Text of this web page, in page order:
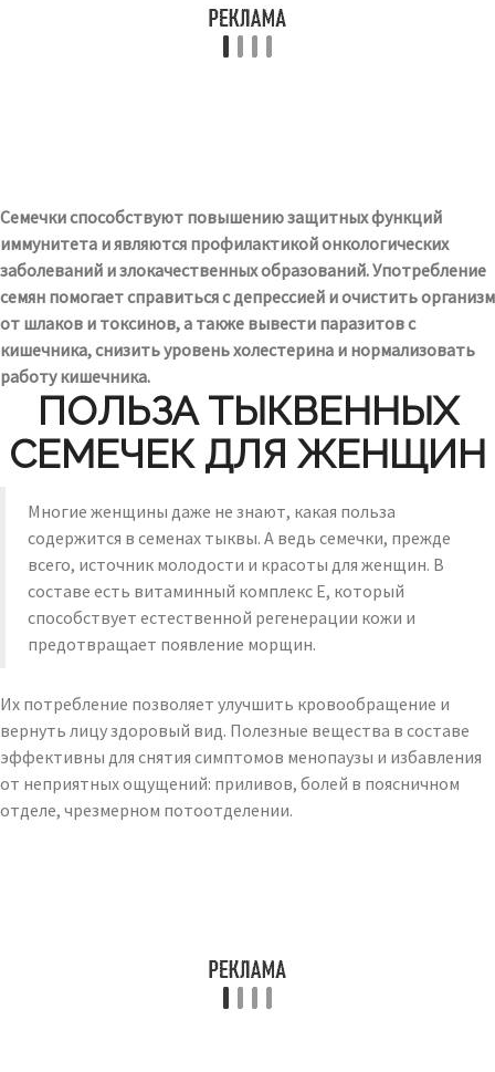
Семечки способствуют повышению защитных функций
иммунитета и являются профилактикой онкологических
заболеваний и злокачественных образований. Употребление
семян помогает справиться с депрессией и очистить организм
от шлаков и токсинов, а также вывести паразитов с
кишечника, снизить уровень холестерина и нормализовать
работу кишечника.
ПОЛЬЗА ТЫКВЕННЫХ
СЕМЕЧЕК ДЛЯ ЖЕНЩИН
Многие женщины даже не знают, какая польза
содержится в семенах тыквы. А ведь семечки, прежде
всего, источник молодости и красоты для женщин. В
составе есть витаминный комплекс Е, который
способствует естественной регенерации кожи и
предотвращает появление морщин.
Их потребление позволяет улучшить кровообращение и
вернуть лицу здоровый вид. Полезные вещества в составе
эффективны для снятия симптомов менопаузы и избавления
от неприятных ощущений: приливов, болей в поясничном
отделе, чрезмерном потоотделении.